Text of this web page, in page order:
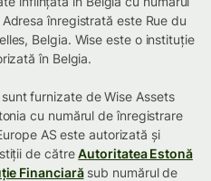
înregistrată este Rue du
Belgia. Wise este o instituție
în Belgia.
furnizate de Wise Assets
cu numărul de înregistrare
AS este autorizată și
de cătreAutoritatea Estonă
Financiarăsub numărul de